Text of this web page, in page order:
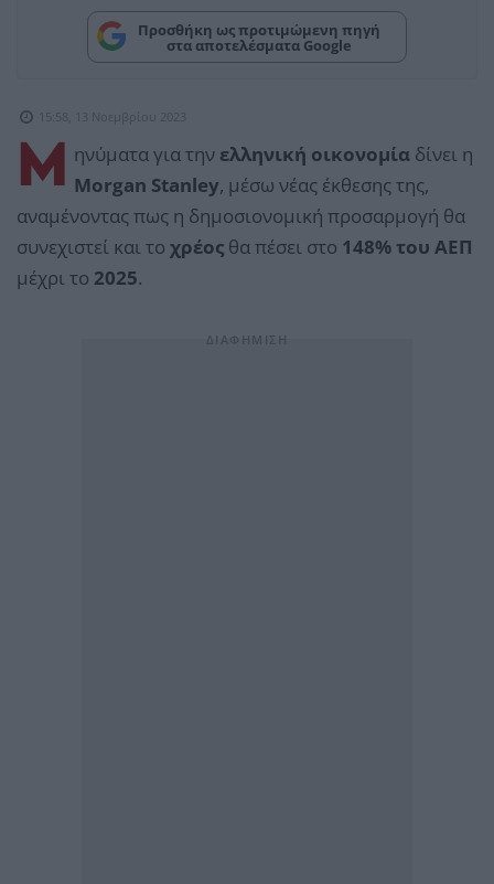
Προσθήκη ως προτιμώμενη πηγή
στα αποτελέσματα Google
15:58, 13 Νοεμβρίου 2023
Μ ηνύματα για την ελληνική οικονομία δίνει η
Morgan Stanley, μέσω νέας έκθεσης της,
αναμένοντας πως η δημοσιονομική προσαρμογή θα
συνεχιστεί και το χρέος θα πέσει στο 148% του ΑΕΠ
μέχρι το 2025.